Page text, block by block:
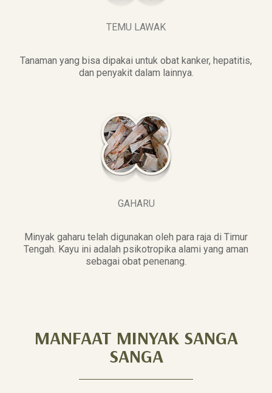
TEMU LAWAK
Tanaman yang bisa dipakai untuk obat kanker, hepatitis,
dan penyakit dalam lainnya.
GAHARU
Minyak gaharu telah digunakan oleh para raja di Timur
Tengah. Kayu ini adalah psikotropika alami yang aman
sebagai obat penenang.
MANFAAT MINYAK SANGA
SANGA